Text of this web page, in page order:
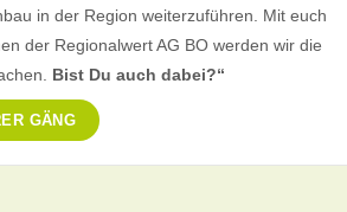
in der Region weiterzuführen. Mit euch
der Regionalwert AG BO werden wir die
Bist Du auch dabei?“
GÄNG